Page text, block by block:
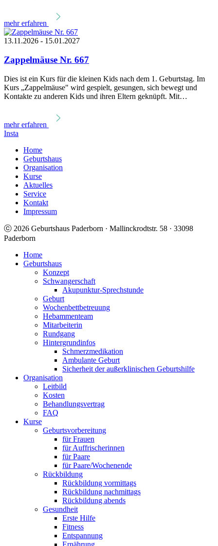
mehr erfahren
13.11.2026 - 15.01.2027
Zappelmäuse Nr. 667
Dies ist ein Kurs für die kleinen Kids nach dem 1. Geburtstag. Im
Kurs „Zappelmäuse" wird gespielt, gesungen, sich bewegt und
Kontakte zu anderen Kids und ihren Eltern geknüpft. Mit…
mehr erfahren
Insta
Home
Geburtshaus
Organisation
Kurse
Aktuelles
Service
Kontakt
Impressum
ⓒ 2026 Geburtshaus Paderborn · Mallinckrodtstr. 58 · 33098
Paderborn
Home
Geburtshaus
Konzept
Schwangerschaft
Akupunktur-Sprechstunde
Geburt
Wochenbettbetreuung
Hebammenteam
Mitarbeiterin
Rundgang
Hintergrundinfos
Schmerzmedikation
Ambulante Geburt
Sicherheit der außerklinischen Geburtshilfe
Organisation
Leitbild
Kosten
Behandlungsvertrag
FAQ
Kurse
Geburtsvorbereitung
für Frauen
für Auffrischerinnen
für Paare
für Paare/Wochenende
Rückbildung
Rückbildung vormittags
Rückbildung nachmittags
Rückbildung abends
Gesundheit
Erste Hilfe
Fitness
Entspannung
Ernährung